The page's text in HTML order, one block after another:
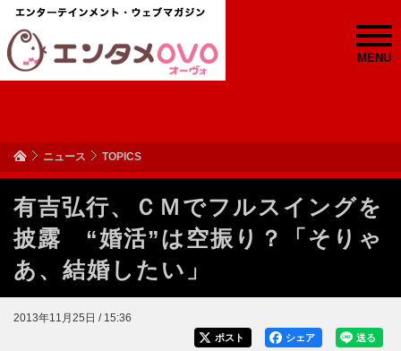
MENU
ニュース TOPICS
有吉弘行、ＣＭでフルスイングを
披露 “婚活”は空振り？「そりゃ
あ、結婚したい」
2013年11月25日 / 15:36
送る
シェア
ポスト